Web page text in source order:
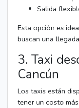
Salida
Esta opción es
buscan una
3. Taxi
Cancún
Los taxis están
tener un costo